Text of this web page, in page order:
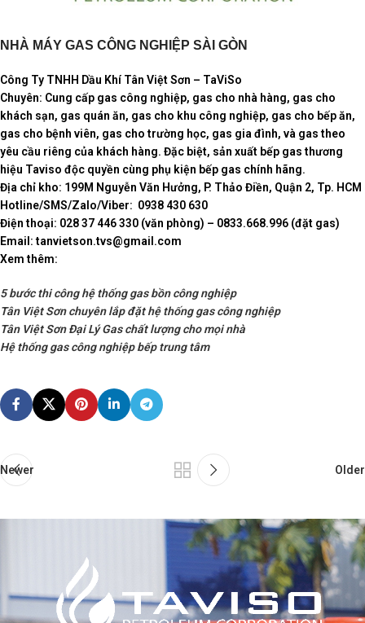
NHÀ MÁY GAS CÔNG NGHIỆP SÀI GÒN
Công Ty TNHH Dầu Khí Tân Việt Sơn – TaViSo
Chuyên: Cung cấp gas công nghiệp, gas cho nhà hàng, gas cho
khách sạn, gas quán ăn, gas cho khu công nghiệp, gas cho bếp ăn,
gas cho bệnh viên, gas cho trường học, gas gia đình, và gas theo
yêu cầu riêng của khách hàng. Đặc biệt, sản xuất bếp gas thương
hiệu Taviso độc quyền cùng phụ kiện bếp gas chính hãng.
Địa chỉ kho: 199M Nguyễn Văn Hưởng, P. Thảo Điền, Quận 2, Tp. HCM
Hotline/SMS/Zalo/Viber: 0938 430 630
Điện thoại: 028 37 446 330 (văn phòng) – 0833.668.996 (đặt gas)
Email: tanvietson.tvs@gmail.com
Xem thêm:
5 bước thi công hệ thống gas bồn công nghiệp
Tân Việt Sơn chuyên lắp đặt hệ thống gas công nghiệp
Tân Việt Sơn Đại Lý Gas chất lượng cho mọi nhà
Hệ thống gas công nghiệp bếp trung tâm
Newer Older